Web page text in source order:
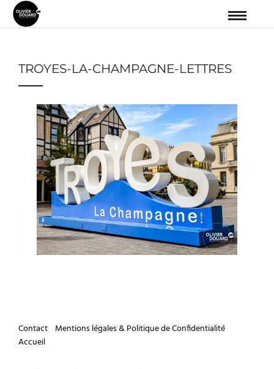
TROYES-LA-CHAMPAGNE-LETTRES
Contact Mentions légales & Politique de Confidentialité
Accueil